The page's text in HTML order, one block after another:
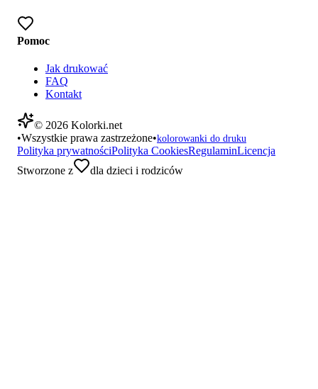
Pomoc
Jak drukować
FAQ
Kontakt
© 2026 Kolorki.net
•Wszystkie prawa zastrzeżone•kolorowanki do druku
Polityka prywatnościPolityka CookiesRegulaminLicencja
Stworzone z
dla dzieci i rodziców